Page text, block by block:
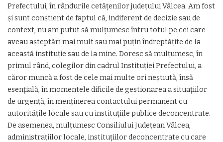
Prefectului, în rândurile cetăţenilor judeţului Vâlcea. Am fost
şi sunt conştient de faptul că, indiferent de decizie sau de
context, nu am putut să mulţumesc întru totul pe cei care
aveau aşteptări mai mult sau mai puţin îndreptăţite de la
această instituţie sau de la mine. Doresc să mulţumesc, în
primul rând, colegilor din cadrul Instituţiei Prefectului, a
căror muncă a fost de cele mai multe ori neştiută, însă
esenţială, în momentele dificile de gestionarea a situaţiilor
de urgenţă, în menţinerea contactului permanent cu
autorităţile locale sau cu instituţiile publice deconcentrate.
De asemenea, mulţumesc Consiliului Judeţean Vâlcea,
administraţiilor locale, instituţiilor deconcentrate cu care